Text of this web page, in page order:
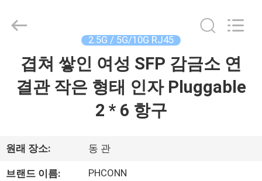
우
Dongguan
Penghui
2.5G / 5G/10G RJ45
겹쳐 쌓인 여성 SFP 감금소 연
결관 작은 형태 인자 Pluggable
2 * 6 항구
원래 장소: 동 관
브랜드 이름: PHCONN